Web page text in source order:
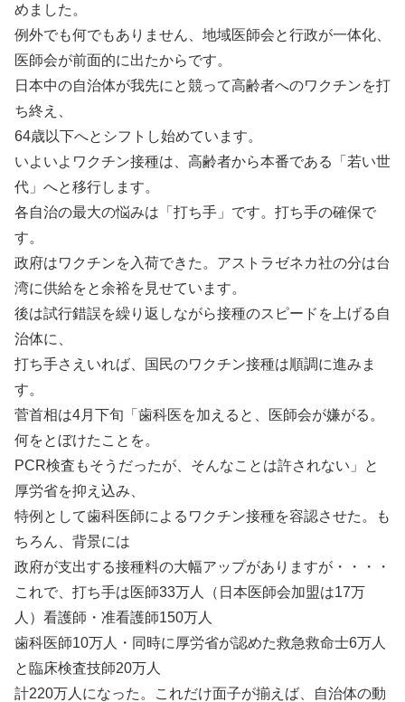
めました。
例外でも何でもありません、地域医師会と行政が一体化、
医師会が前面的に出たからです。
日本中の自治体が我先にと競って高齢者へのワクチンを打
ち終え、
64歳以下へとシフトし始めています。
いよいよワクチン接種は、高齢者から本番である「若い世
代」へと移行します。
各自治の最大の悩みは「打ち手」です。打ち手の確保で
す。
政府はワクチンを入荷できた。アストラゼネカ社の分は台
湾に供給をと余裕を見せています。
後は試行錯誤を繰り返しながら接種のスピードを上げる自
治体に、
打ち手さえいれば、国民のワクチン接種は順調に進みま
す。
菅首相は4月下旬「歯科医を加えると、医師会が嫌がる。
何をとぼけたことを。
PCR検査もそうだったが、そんなことは許されない」と
厚労省を抑え込み、
特例として歯科医師によるワクチン接種を容認させた。も
ちろん、背景には
政府が支出する接種料の大幅アップがありますが・・・・
これで、打ち手は医師33万人（日本医師会加盟は17万
人）看護師・准看護師150万人
歯科医師10万人・同時に厚労省が認めた救急救命士6万人
と臨床検査技師20万人
計220万人になった。これだけ面子が揃えば、自治体の動